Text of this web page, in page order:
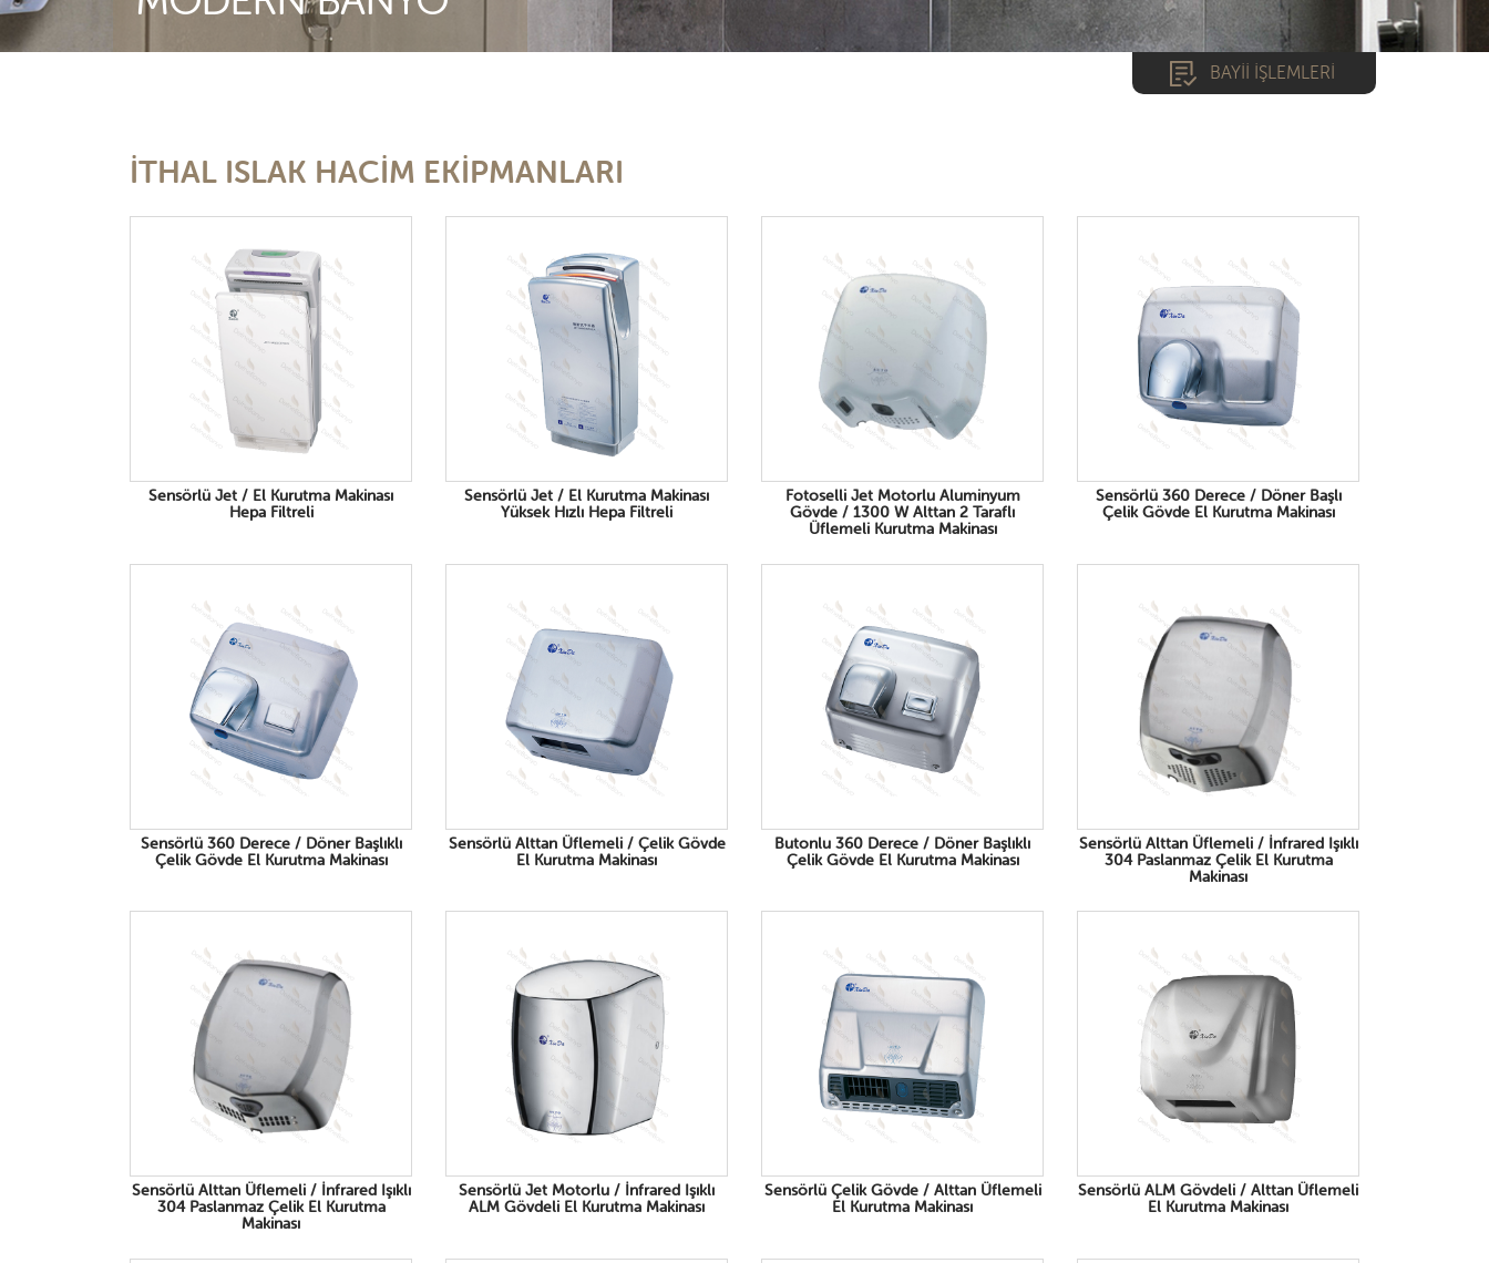
BAYİİ İŞLEMLERİ
İTHAL ISLAK HACİM EKİPMANLARI
Sensörlü Jet / El Kurutma Makinası
Hepa Filtreli
Sensörlü Jet / El Kurutma Makinası
Yüksek Hızlı Hepa Filtreli
Fotoselli Jet Motorlu Aluminyum
Gövde / 1300 W Alttan 2 Taraflı
Üflemeli Kurutma Makinası
Sensörlü 360 Derece / Döner Başlı
Çelik Gövde El Kurutma Makinası
Sensörlü 360 Derece / Döner Başlıklı
Çelik Gövde El Kurutma Makinası
Sensörlü Alttan Üflemeli / Çelik Gövde
El Kurutma Makinası
Butonlu 360 Derece / Döner Başlıklı
Çelik Gövde El Kurutma Makinası
Sensörlü Alttan Üflemeli / İnfrared Işıklı
304 Paslanmaz Çelik El Kurutma
Makinası
Sensörlü Alttan Üflemeli / İnfrared Işıklı
304 Paslanmaz Çelik El Kurutma
Makinası
Sensörlü Jet Motorlu / İnfrared Işıklı
ALM Gövdeli El Kurutma Makinası
Sensörlü Çelik Gövde / Alttan Üflemeli
El Kurutma Makinası
Sensörlü ALM Gövdeli / Alttan Üflemeli
El Kurutma Makinası